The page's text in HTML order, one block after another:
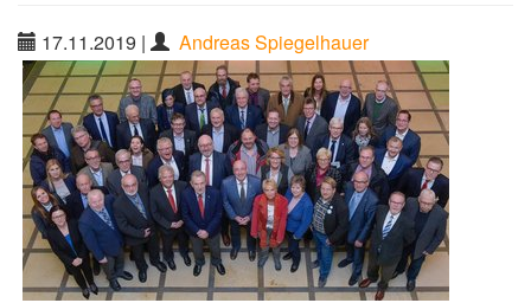
17.11.2019 | Andreas Spiegelhauer